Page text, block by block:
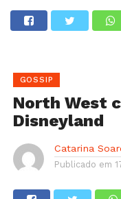
GOSSIP
North West
Disneyland
Catarina
Publicado em